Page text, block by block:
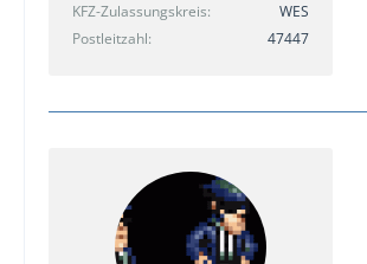
KFZ-Zulassungskreis
WES
Postleitzahl
47447